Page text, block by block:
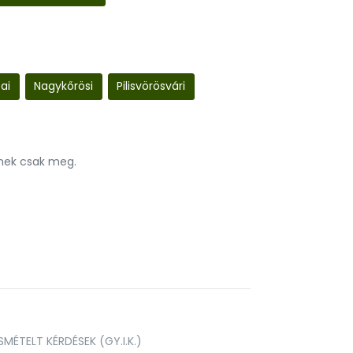
Nagykőrösi Pilisvörösvári
csak meg.
KÉRDÉSEK (GY.I.K.)